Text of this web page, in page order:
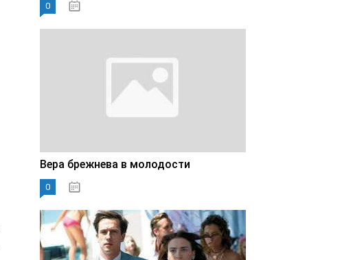
0
Вера брежнева в молодости
0